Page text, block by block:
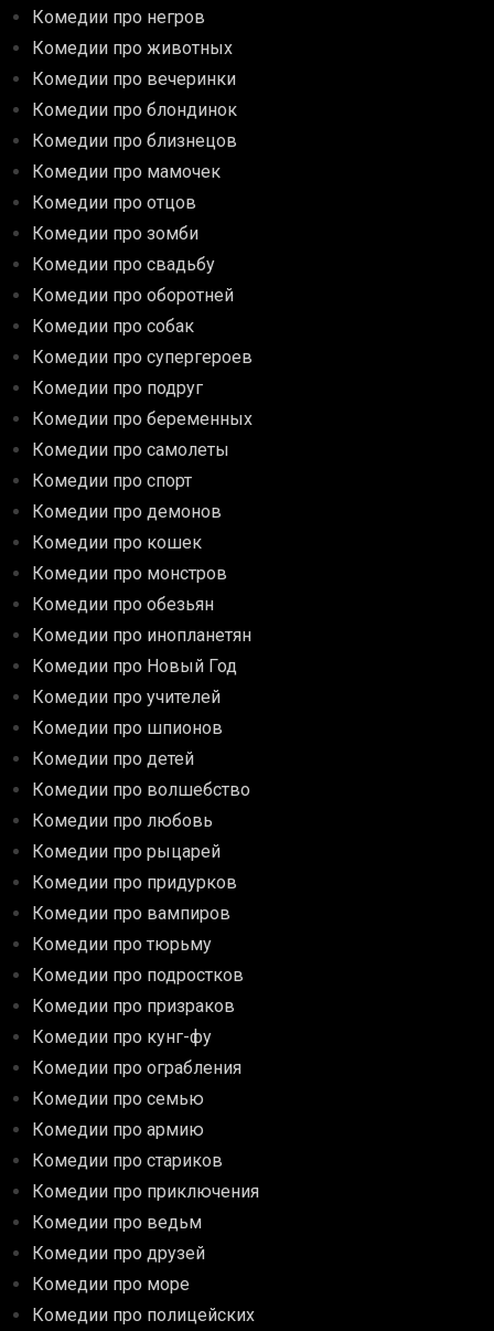
Комедии про негров
Комедии про животных
Комедии про вечеринки
Комедии про блондинок
Комедии про близнецов
Комедии про мамочек
Комедии про отцов
Комедии про зомби
Комедии про свадьбу
Комедии про оборотней
Комедии про собак
Комедии про супергероев
Комедии про подруг
Комедии про беременных
Комедии про самолеты
Комедии про спорт
Комедии про демонов
Комедии про кошек
Комедии про монстров
Комедии про обезьян
Комедии про инопланетян
Комедии про Новый Год
Комедии про учителей
Комедии про шпионов
Комедии про детей
Комедии про волшебство
Комедии про любовь
Комедии про рыцарей
Комедии про придурков
Комедии про вампиров
Комедии про тюрьму
Комедии про подростков
Комедии про призраков
Комедии про кунг-фу
Комедии про ограбления
Комедии про семью
Комедии про армию
Комедии про стариков
Комедии про приключения
Комедии про ведьм
Комедии про друзей
Комедии про море
Комедии про полицейских